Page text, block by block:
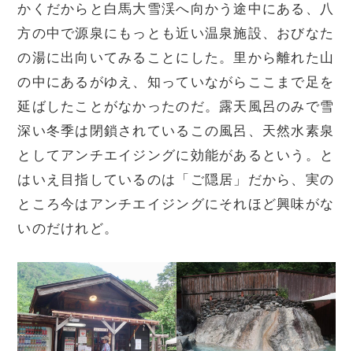
かくだからと白馬大雪渓へ向かう途中にある、八
方の中で源泉にもっとも近い温泉施設、おびなた
の湯に出向いてみることにした。里から離れた山
の中にあるがゆえ、知っていながらここまで足を
延ばしたことがなかったのだ。露天風呂のみで雪
深い冬季は閉鎖されているこの風呂、天然水素泉
としてアンチエイジングに効能があるという。と
はいえ目指しているのは「ご隠居」だから、実の
ところ今はアンチエイジングにそれほど興味がな
いのだけれど。